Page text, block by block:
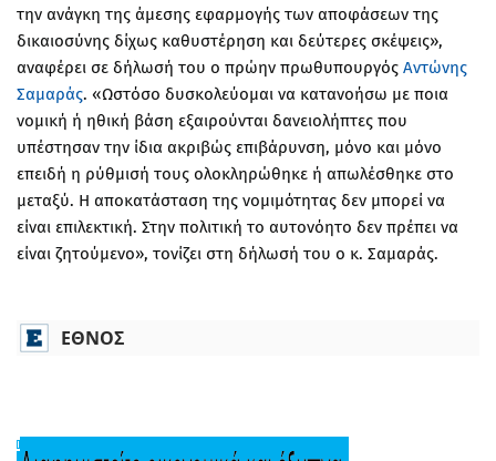
την ανάγκη της άμεσης εφαρμογής των αποφάσεων της
δικαιοσύνης δίχως καθυστέρηση και δεύτερες σκέψεις»,
αναφέρει σε δήλωσή του ο πρώην πρωθυπουργός Αντώνης
Σαμαράς. «Ωστόσο δυσκολεύομαι να κατανοήσω με ποια
νομική ή ηθική βάση εξαιρούνται δανειολήπτες που
υπέστησαν την ίδια ακριβώς επιβάρυνση, μόνο και μόνο
επειδή η ρύθμισή τους ολοκληρώθηκε ή απωλέσθηκε στο
μεταξύ. Η αποκατάσταση της νομιμότητας δεν μπορεί να
είναι επιλεκτική. Στην πολιτική το αυτονόητο δεν πρέπει να
είναι ζητούμενο», τονίζει στη δήλωσή του ο κ. Σαμαράς.
ΕΘΝΟΣ